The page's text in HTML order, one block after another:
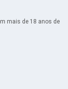
mais de 18 anos de